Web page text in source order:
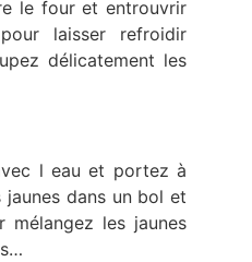
le four et entrouvrir
laisser refroidir
délicatement les
l eau et portez à
dans un bol et
mélangez les jaunes